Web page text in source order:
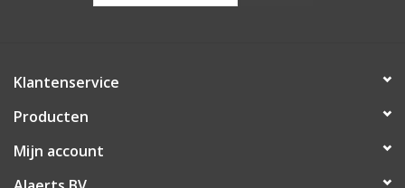
Klantenservice
Producten
Mijn account